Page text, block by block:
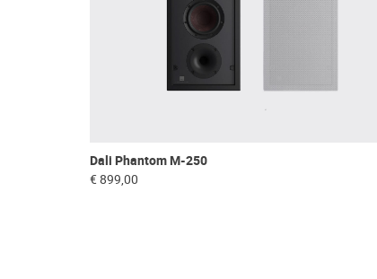
Dali Phantom M-250
€ 899,00